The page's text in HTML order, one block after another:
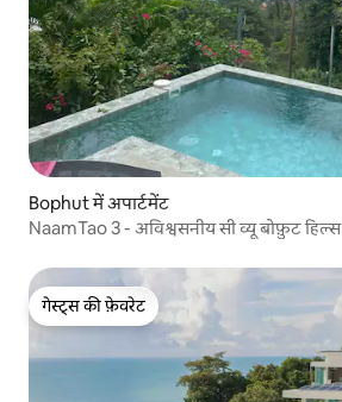
Bophut में अपार्टमेंट
NaamTao 3 - अविश्वसनीय सी व्यू बोफ़ुट हिल्स
गेस्ट्स की फ़ेवरेट
गेस्ट्स की फ़ेवरेट